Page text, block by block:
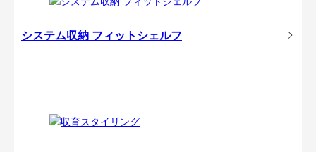
システム収納 フィットシェルフ